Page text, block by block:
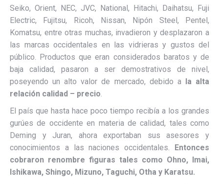
Seiko, Orient, NEC, JVC, National, Hitachi, Daihatsu, Fuji
Electric, Fujitsu, Ricoh, Nissan, Nipón Steel, Pentel,
Komatsu, entre otras muchas, invadieron y desplazaron a
las marcas occidentales en las vidrieras y gustos del
público. Productos que eran considerados baratos y de
baja calidad, pasaron a ser demostrativos de nivel,
poseyendo un alto valor de mercado, debido ala alta
relación calidad – precio.
El país que hasta hace poco tiempo recibía a los grandes
gurúes de occidente en materia de calidad, tales como
Deming y Juran, ahora exportaban sus asesores y
conocimientos a las naciones occidentales. Entonces
cobraron renombre figuras tales como Ohno, Imai,
Ishikawa, Shingo, Mizuno, Taguchi, Otha y Karatsu.